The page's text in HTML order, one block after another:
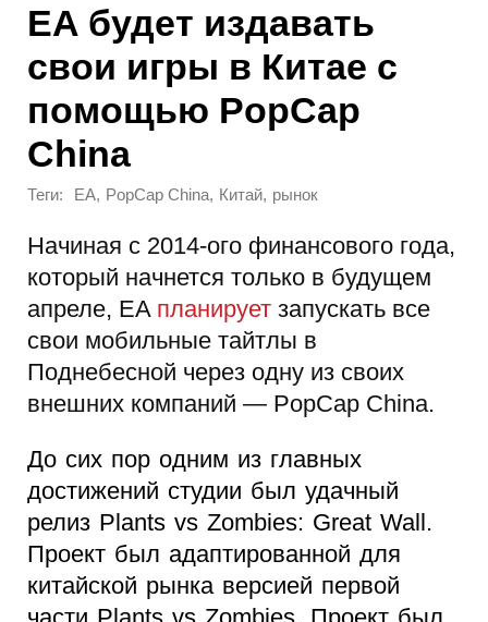
EA будет издавать
свои игры в Китае с
помощью PopCap
China
Теги: EA, PopCap China, Китай, рынок
Начиная с 2014-ого финансового года,
который начнется только в будущем
апреле, EA планирует запускать все
свои мобильные тайтлы в
Поднебесной через одну из своих
внешних компаний — PopCap China.
До сих пор одним из главных
достижений студии был удачный
релиз Plants vs Zombies: Great Wall.
Проект был адаптированной для
китайской рынка версией первой